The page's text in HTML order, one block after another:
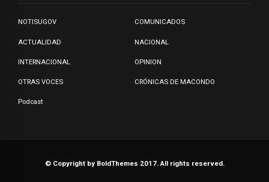
NOTISUGOV COMUNICADOS
ACTUALIDAD NACIONAL
INTERNACIONAL OPINION
OTRAS VOCES CRÓNICAS DE MACONDO
Podcast
© Copyright by BoldThemes 2017. All rights reserved.